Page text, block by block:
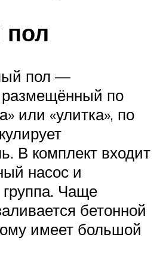
пол
пол —
размещённый по
или «улитка», по
В комплект входит
насос и
группа. Чаще
бетонной
имеет большой